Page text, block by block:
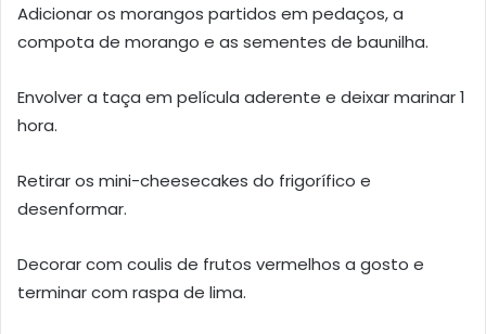
Adicionar os morangos partidos em pedaços, a
compota de morango e as sementes de baunilha.
Envolver a taça em película aderente e deixar marinar 1
hora.
Retirar os mini-cheesecakes do frigorífico e
desenformar.
Decorar com coulis de frutos vermelhos a gosto e
terminar com raspa de lima.